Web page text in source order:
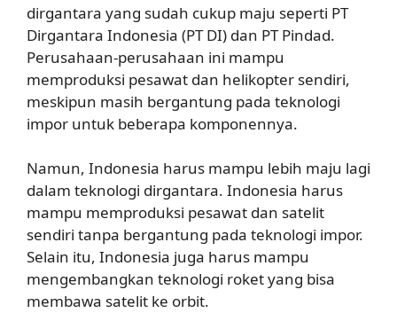
dirgantara yang sudah cukup maju seperti PT
Dirgantara Indonesia (PT DI) dan PT Pindad.
Perusahaan-perusahaan ini mampu
memproduksi pesawat dan helikopter sendiri,
meskipun masih bergantung pada teknologi
impor untuk beberapa komponennya.
Namun, Indonesia harus mampu lebih maju lagi
dalam teknologi dirgantara. Indonesia harus
mampu memproduksi pesawat dan satelit
sendiri tanpa bergantung pada teknologi impor.
Selain itu, Indonesia juga harus mampu
mengembangkan teknologi roket yang bisa
membawa satelit ke orbit.